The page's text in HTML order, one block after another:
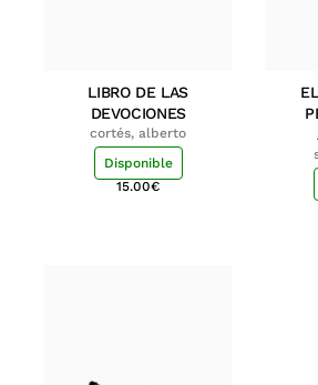
LIBRO DE LAS
DEVOCIONES
cortés, alberto
Disponible
15.00€